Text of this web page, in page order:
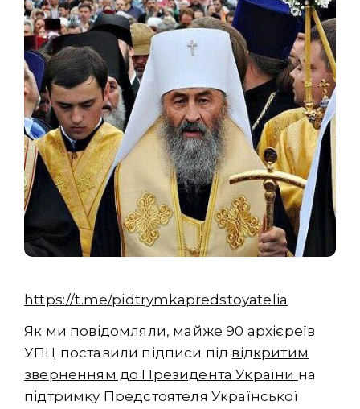
https://t.me/pidtrymkapredstoyatelia
Як ми повідомляли, майже 90 архієреїв
УПЦ поставили підписи під відкритим
зверненням до Президента України на
підтримку Предстоятеля Української